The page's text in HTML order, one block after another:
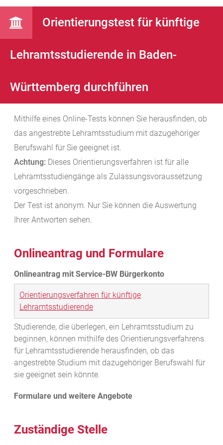
Orientierungstest für künftige
Lehramtsstudierende in Baden-
Württemberg durchführen
Mithilfe eines Online-Tests können Sie herausfinden, ob
das angestrebte Lehramtsstudium mit dazugehöriger
Berufswahl für Sie geeignet ist.
Achtung: Dieses Orientierungsverfahren ist für alle
Lehramtsstudiengänge als Zulassungsvoraussetzung
vorgeschrieben.
Der Test ist anonym. Nur Sie können die Auswertung
Ihrer Antworten sehen.
Onlineantrag und Formulare
Orientierungsverfahren für künftige
Lehramtsstudierende
Studierende, die überlegen, ein Lehramtsstudium zu
beginnen, können mithilfe des Orientierungsverfahrens
für Lehramtsstudierende herausfinden, ob das
angestrebte Studium mit dazugehöriger Berufswahl für
sie geeignet sein könnte.
Zuständige Stelle